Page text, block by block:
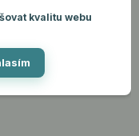
slim fit - modrá
modrá
kvalitu webu